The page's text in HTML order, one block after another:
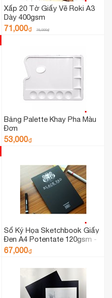
Xấp 20 Tờ Giấy Vẽ Roki A3
Dày 400gsm
71,000₫ 76,000₫
Bảng Palette Khay Pha Màu
Đơn
53,000₫
Sổ Ký Họa Sketchbook Giấy
Đen A4 Potentate 120gsm -
021108
67,000₫